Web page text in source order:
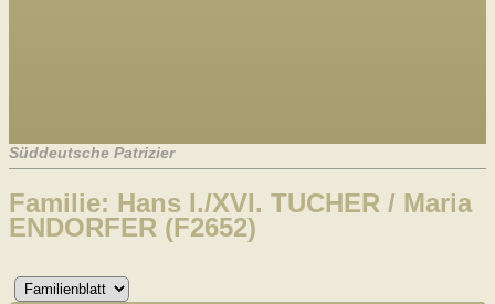
Süddeutsche Patrizier
Familie: Hans I./XVI. TUCHER / Maria
ENDORFER (F2652)